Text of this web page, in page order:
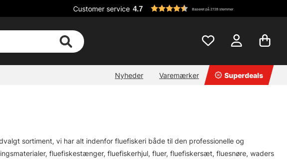
Customer service 4.7 Baseret på 2728 stemmer
Nyheder Varemærker Superdeals
sortiment, vi har alt indenfor fluefiskeri både til den professionelle og
fluefiskestænger, fluefiskerhjul, fluer, fluefiskersæt, fluesnøre, waders